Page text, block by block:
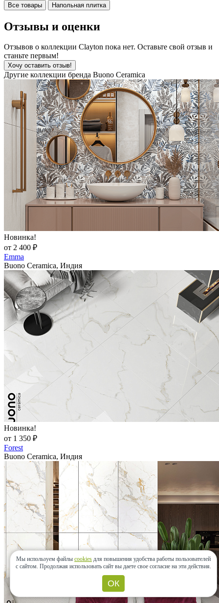
Все товары Напольная плитка
Отзывы и оценки
Отзывов о коллекции Clayton пока нет. Оставьте свой отзыв и
станьте первым!
Хочу оставить отзыв!
Другие коллекции бренда Buono Ceramica
Новинка!
от 2 400 ₽
Emma
Buono Ceramica, Индия
Новинка!
от 1 350 ₽
Forest
Buono Ceramica, Индия
Мы используем файлы cookies для повышения удобства работы пользователей
с сайтом. Продолжая использовать сайт вы даете свое согласие на эти действия.
ОК